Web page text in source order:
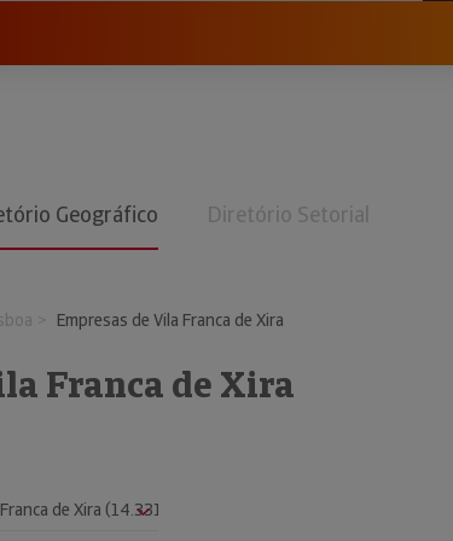
Geográfico Diretório Setorial
Empresas de Vila Franca de Xira
Franca de Xira